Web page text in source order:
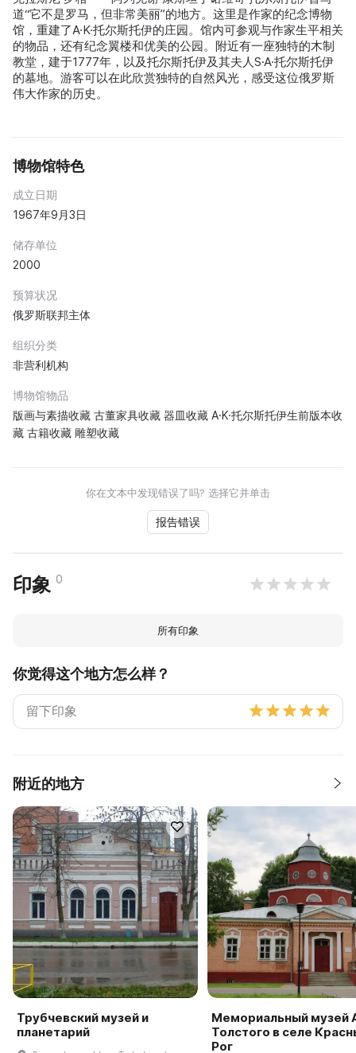
道“它不是罗马，但非常美丽”的地方。这里是作家的纪念博物
馆，重建了A·K·托尔斯托伊的庄园。馆内可参观与作家生平相关
的物品，还有纪念翼楼和优美的公园。附近有一座独特的木制
教堂，建于1777年，以及托尔斯托伊及其夫人S·A·托尔斯托伊
的墓地。游客可以在此欣赏独特的自然风光，感受这位俄罗斯
伟大作家的历史。
博物馆特色
成立日期
1967年9月3日
储存单位
2000
预算状况
俄罗斯联邦主体
组织分类
非营利机构
博物馆物品
版画与素描收藏 古董家具收藏 器皿收藏 A·K·托尔斯托伊生前版本收
藏 古籍收藏 雕塑收藏
你在文本中发现错误了吗? 选择它并单击
报告错误
印象 0
所有印象
你觉得这个地方怎么样？
附近的地方
Трубчевский музей и
планетарий
Мемориальный музей
Толстого в селе
Рог